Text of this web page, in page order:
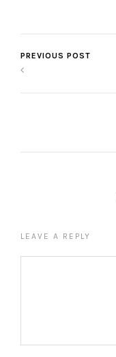
PREVIOUS POST
LEAVE A REPLY